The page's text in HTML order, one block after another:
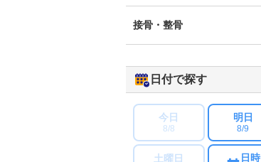
接骨・整骨
日付で探す
今日
8/8
明日
8/9
土曜日
日時